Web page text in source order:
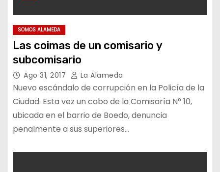
SOMOS ALAMEDA
Las coimas de un comisario y
subcomisario
Ago 31, 2017 La Alameda
Nuevo escándalo de corrupción en la Policía de la
Ciudad. Esta vez un cabo de la Comisaría N° 10,
ubicada en el barrio de Boedo, denuncia
penalmente a sus superiores…